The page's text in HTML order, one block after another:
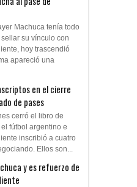
Machuca tenía todo
sellar su vínculo con
hoy trascendió
apareció una
en el cierre
de pases
cerró el libro de
fútbol argentino e
inscribió a cuatro
Ellos son...
y es refuerzo de